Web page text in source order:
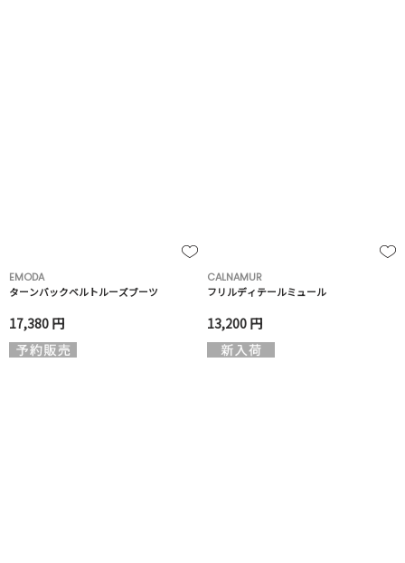
EMODA
ターンバックベルトルーズブーツ
17,380 円
CALNAMUR
フリルディテールミュール
13,200 円